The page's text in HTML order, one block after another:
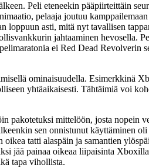
Peli eteneekin pääpiirteittäin
pelaaja joutuu
loppuun asti, mitä nyt tavallisen
jahtaaminen hevosella.
ei Red Dead Revolverin
ominaisuudella. Esimerkkinä
yhtäaikaisesti. Tähtäimiä voi
mittelöön, josta nopein
sen onnistunut käyttäminen
tatti alaspäin ja samantien
jää painaa oikeaa liipaisinta
tapa vihollista.